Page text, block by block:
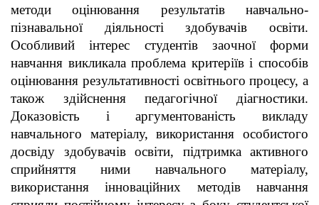
методи оцінювання результатів навчально-
пізнавальної діяльності здобувачів освіти.
Особливий інтерес студентів заочної форми
навчання викликала проблема критеріїв і способів
оцінювання результативності освітнього процесу, а
також здійснення педагогічної діагностики.
Доказовість і аргументованість викладу
навчального матеріалу, використання особистого
досвіду здобувачів освіти, підтримка активного
сприйняття ними навчального матеріалу,
використання інноваційних методів навчання